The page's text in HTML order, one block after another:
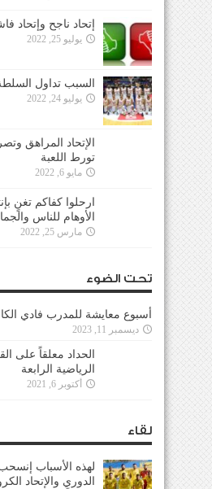
إتحاد ناجح وإتحاد
يوليو 25, 2022
السبب تداول
يوليو 24, 2022
الإتحاد المراهق
تورط اللعبة
مايو 6, 2022
ارحلوا كفاكم تغنٍ
الأوهام للناس
مارس 25, 2022
تحت الضوء
أسبوع معايشة للمدرب فادي
ديسمبر 11, 2023
الحداد معلقاً على
الرياضية الرابعة
أكتوبر 6, 2021
لقاء
لهذه الأسباب
الدوري والإتحاد